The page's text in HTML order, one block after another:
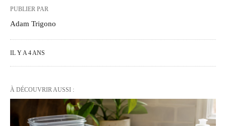
PUBLIER PAR
Adam Trigono
IL Y A 4 ANS
À DÉCOUVRIR AUSSI :